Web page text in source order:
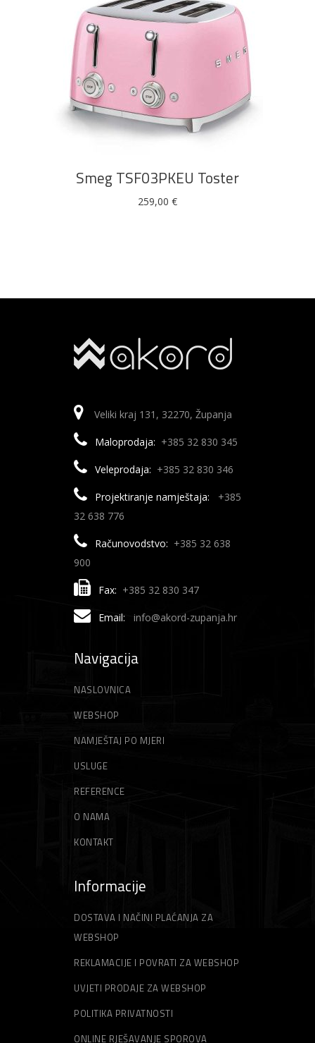
DODAJ U KOŠARICU
Smeg TSF03PKEU Toster
259,00 €
Veliki kraj 131, 32270, Županja
Maloprodaja: +385 32 830 345
Veleprodaja: +385 32 830 346
Projektiranje namještaja:
+385
32 638 776
Računovodstvo: +385 32 638
900
Fax: +385 32 830 347
Email: info@akord-zupanja.hr
Navigacija
NASLOVNICA
WEBSHOP
NAMJEŠTAJ PO MJERI
USLUGE
REFERENCE
O NAMA
KONTAKT
Informacije
DOSTAVA I NAČINI PLAĆANJA ZA
WEBSHOP
REKLAMACIJE I POVRATI ZA WEBSHOP
UVJETI PRODAJE ZA WEBSHOP
POLITIKA PRIVATNOSTI
ONLINE RJEŠAVANJE SPOROVA